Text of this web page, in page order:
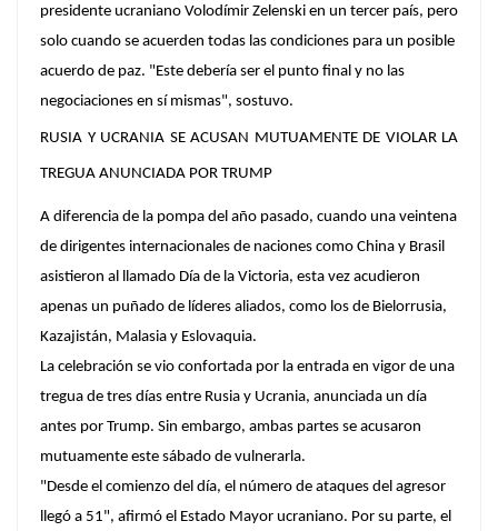
presidente ucraniano Volodímir Zelenski en un tercer país, pero
solo cuando se acuerden todas las condiciones para un posible
acuerdo de paz. "Este debería ser el punto final y no las
negociaciones en sí mismas", sostuvo.
RUSIA Y UCRANIA SE ACUSAN MUTUAMENTE DE VIOLAR LA
TREGUA ANUNCIADA POR TRUMP
A diferencia de la pompa del año pasado, cuando una veintena
de dirigentes internacionales de naciones como China y Brasil
asistieron al llamado Día de la Victoria, esta vez acudieron
apenas un puñado de líderes aliados, como los de Bielorrusia,
Kazajistán, Malasia y Eslovaquia.
La celebración se vio confortada por la entrada en vigor de una
tregua de tres días entre Rusia y Ucrania, anunciada un día
antes por Trump. Sin embargo, ambas partes se acusaron
mutuamente este sábado de vulnerarla.
"Desde el comienzo del día, el número de ataques del agresor
llegó a 51", afirmó el Estado Mayor ucraniano. Por su parte, el